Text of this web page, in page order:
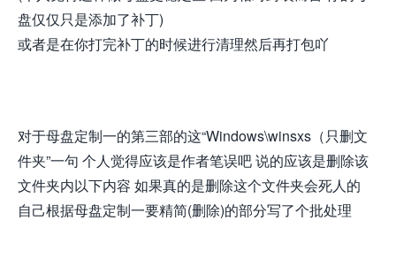
盘仅仅只是添加了补丁)
或者是在你打完补丁的时候进行清理然后再打包吖
对于母盘定制一的第三部的这“Windows\winsxs（只删文
件夹”一句 个人觉得应该是作者笔误吧 说的应该是删除该
文件夹内以下内容 如果真的是删除这个文件夹会死人的
自己根据母盘定制一要精简(删除)的部分写了个批处理